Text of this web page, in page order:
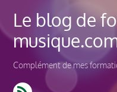
Le blog de
Complément de mes